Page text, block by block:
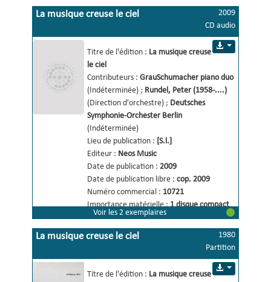
La musique creuse le ciel
2009
CD audio
Titre de l'édition : La musique creuse
le ciel
Contributeurs : GrauSchumacher piano duo
(Indéterminée) ; Rundel, Peter (1958-....)
(Direction d'orchestre) ; Deutsches
Symphonie-Orchester Berlin
(Indéterminée)
Lieu de publication : [S.l.]
Editeur : Neos Music
Date de publication : 2009
Date de publication libre : cop. 2009
Numéro commercial : 10721
Importance matérielle : 1 disque compact
(60 min 475 s)
Matériel d'accompagnement : 1 brochure
Peter Rundel,
Voir les 2 exemplaires
La musique creuse le ciel
Orchester
1980
Partition
Titre de l'édition : La musique creuse